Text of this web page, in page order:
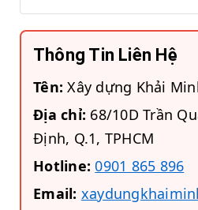
Thông Tin Liên Hệ
Tên: Xây dựng Khải
Địa chỉ: 68/10D Trần
Định, Q.1, TPHCM
Hotline: 0901 865 896
Email: